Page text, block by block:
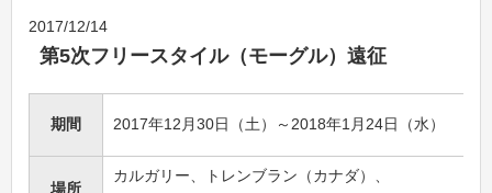
2017/12/14
第5次フリースタイル（モーグル）遠征
期間 2017年12月30日（土）～2018年1月24日（水）
場所
カルガリー、トレンブラン（カナダ）、